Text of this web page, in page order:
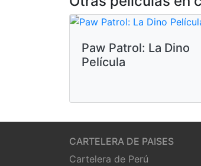
Paw Patrol: La Dino
Película
CARTELERA DE PAISES
Cartelera de Perú